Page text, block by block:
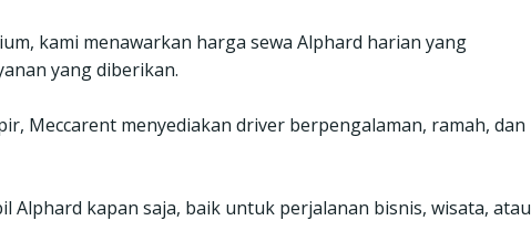
kami menawarkan harga sewa Alphard harian yang
yang diberikan.
Meccarent menyediakan driver berpengalaman, ramah, dan
Alphard kapan saja, baik untuk perjalanan bisnis, wisata, atau